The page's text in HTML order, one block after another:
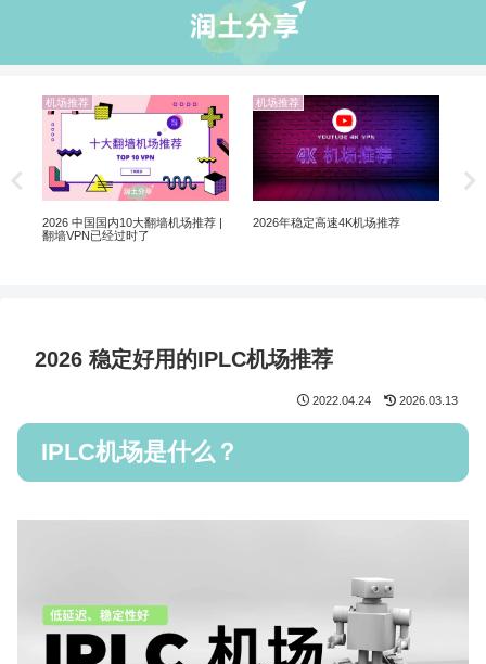
机场推荐
2026 中国国内10大翻墙机场推荐 |
翻墙VPN已经过时了
机场推荐
2026年稳定高速4K机场推荐
2026 稳定好用的IPLC机场推荐
2022.04.24 2026.03.13
IPLC机场是什么？